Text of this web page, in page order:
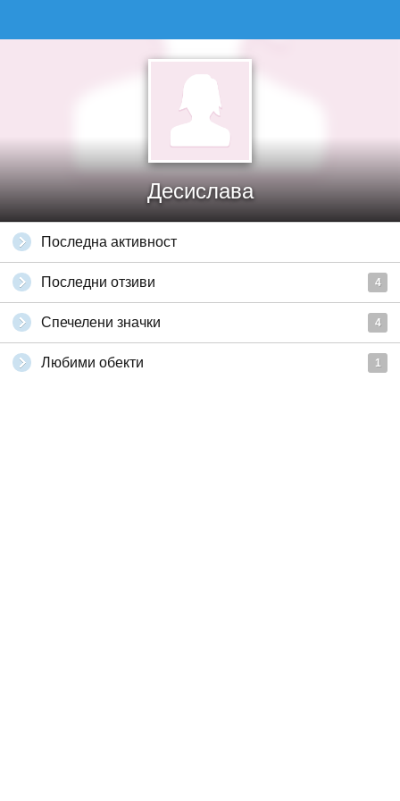
Десислава
Последна активност
Последни отзиви 4
Спечелени значки 4
Любими обекти 1